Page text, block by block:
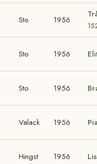
Sto 1956
Sto 1956
Sto 1956
Valack 1956
Hingst 1956